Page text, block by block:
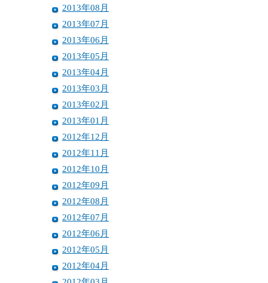
2013年08月
2013年07月
2013年06月
2013年05月
2013年04月
2013年03月
2013年02月
2013年01月
2012年12月
2012年11月
2012年10月
2012年09月
2012年08月
2012年07月
2012年06月
2012年05月
2012年04月